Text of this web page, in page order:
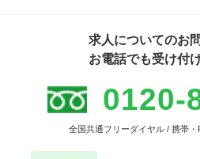
求人についてのお
お電話でも受け付
0120-
全国共通フリーダイヤル / 携帯